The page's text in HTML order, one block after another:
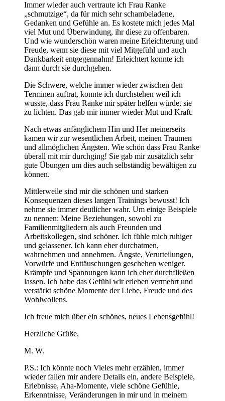
Immer wieder auch vertraute ich Frau Ranke
„schmutzige“, da für mich sehr schambeladene,
Gedanken und Gefühle an. Es kostete mich jedes Mal
viel Mut und Überwindung, ihr diese zu offenbaren.
Und wie wunderschön waren meine Erleichterung und
Freude, wenn sie diese mit viel Mitgefühl und auch
Dankbarkeit entgegennahm! Erleichtert konnte ich
dann durch sie durchgehen.
Die Schwere, welche immer wieder zwischen den
Terminen auftrat, konnte ich durchstehen weil ich
wusste, dass Frau Ranke mir später helfen würde, sie
zu lichten. Das gab mir immer wieder Mut und Kraft.
Nach etwas anfänglichem Hin und Her meinerseits
kamen wir zur wesentlichen Arbeit, meinen Traumen
und allmöglichen Ängsten. Wie schön dass Frau Ranke
überall mit mir durchging! Sie gab mir zusätzlich sehr
gute Übungen um dies auch selbständig bewältigen zu
können.
Mittlerweile sind mir die schönen und starken
Konsequenzen dieses langen Trainings bewusst! Ich
nehme sie immer deutlicher wahr. Um einige Beispiele
zu nennen: Meine Beziehungen, sowohl zu
Familienmitgliedern als auch Freunden und
Arbeitskollegen, sind schöner. Ich fühle mich ruhiger
und gelassener. Ich kann eher durchatmen,
wahrnehmen und annehmen. Ängste, Verurteilungen,
Vorwürfe und Enttäuschungen geschehen weniger.
Krämpfe und Spannungen kann ich eher durchfließen
lassen. Ich habe das Gefühl wir erleben vermehrt und
verstärkt schöne Momente der Liebe, Freude und des
Wohlwollens.
Ich freue mich über ein schönes, neues Lebensgefühl!
Herzliche Grüße,
M. W.
P.S.: Ich könnte noch Vieles mehr erzählen, immer
wieder fallen mir andere Details ein, andere Beispiele,
Erlebnisse, Aha-Momente, viele schöne Gefühle,
Erkenntnisse, Veränderungen in mir und in meinem